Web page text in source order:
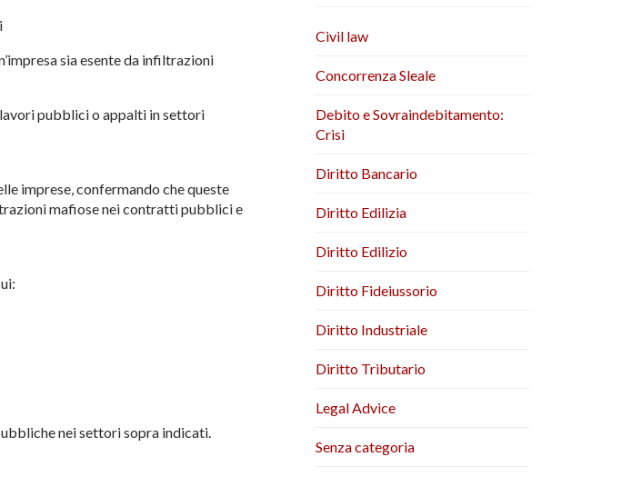
sia esente da infiltrazioni
pubblici o appalti in settori
imprese, confermando che queste
mafiose nei contratti pubblici e
nei settori sopra indicati.
Civil law
Concorrenza Sleale
Debito e Sovraindebitamento:
Crisi
Diritto Bancario
Diritto Edilizia
Diritto Edilizio
Diritto Fideiussorio
Diritto Industriale
Diritto Tributario
Legal Advice
Senza categoria